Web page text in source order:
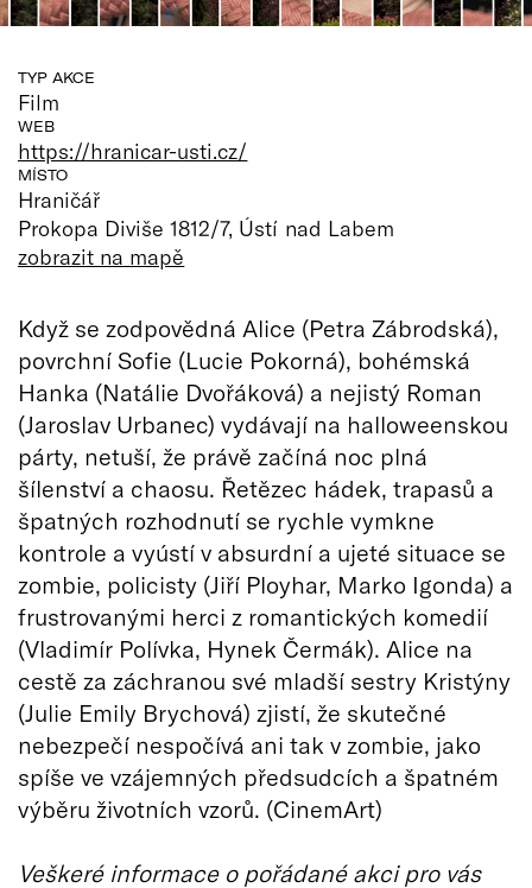
TYP AKCE
Film
WEB
https://hranicar-usti.cz/
MÍSTO
Hraničář
Prokopa Diviše 1812/7, Ústí nad Labem
zobrazit na mapě
Když se zodpovědná Alice (Petra Zábrodská),
povrchní Sofie (Lucie Pokorná), bohémská
Hanka (Natálie Dvořáková) a nejistý Roman
(Jaroslav Urbanec) vydávají na halloweenskou
párty, netuší, že právě začíná noc plná
šílenství a chaosu. Řetězec hádek, trapasů a
špatných rozhodnutí se rychle vymkne
kontrole a vyústí v absurdní a ujeté situace se
zombie, policisty (Jiří Ployhar, Marko Igonda) a
frustrovanými herci z romantických komedií
(Vladimír Polívka, Hynek Čermák). Alice na
cestě za záchranou své mladší sestry Kristýny
(Julie Emily Brychová) zjistí, že skutečné
nebezpečí nespočívá ani tak v zombie, jako
spíše ve vzájemných předsudcích a špatném
výběru životních vzorů. (CinemArt)
Veškeré informace o pořádané akci pro vás